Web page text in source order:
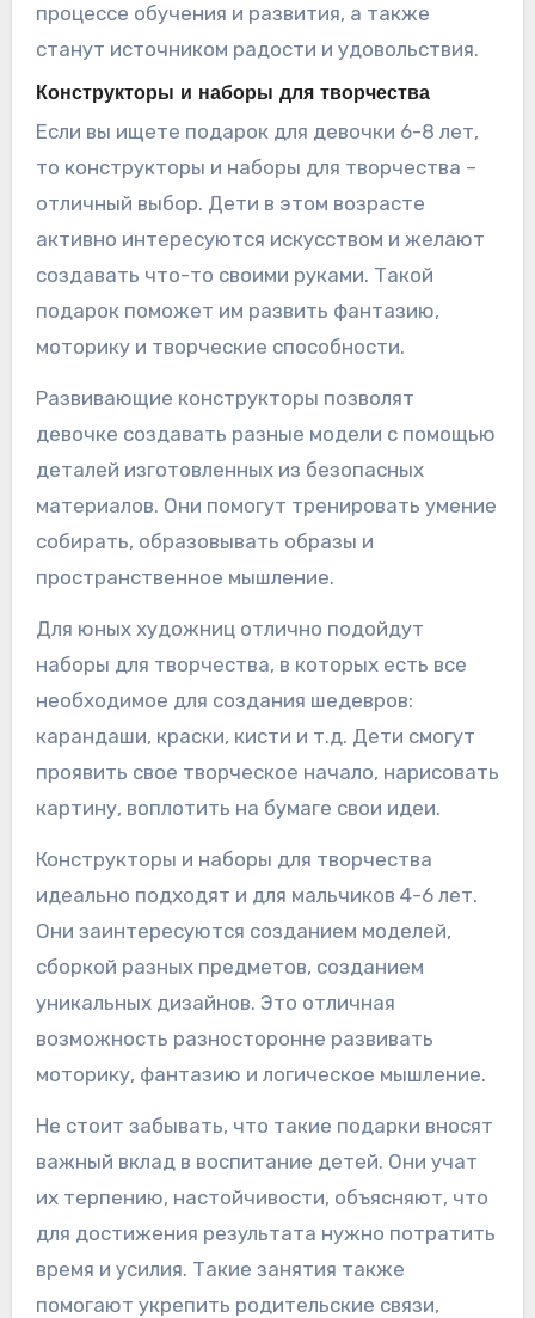
процессе обучения и развития, а также
станут источником радости и удовольствия.
Конструкторы и наборы для творчества
Если вы ищете подарок для девочки 6-8 лет,
то конструкторы и наборы для творчества –
отличный выбор. Дети в этом возрасте
активно интересуются искусством и желают
создавать что-то своими руками. Такой
подарок поможет им развить фантазию,
моторику и творческие способности.
Развивающие конструкторы позволят
девочке создавать разные модели с помощью
деталей изготовленных из безопасных
материалов. Они помогут тренировать умение
собирать, образовывать образы и
пространственное мышление.
Для юных художниц отлично подойдут
наборы для творчества, в которых есть все
необходимое для создания шедевров:
карандаши, краски, кисти и т.д. Дети смогут
проявить свое творческое начало, нарисовать
картину, воплотить на бумаге свои идеи.
Конструкторы и наборы для творчества
идеально подходят и для мальчиков 4-6 лет.
Они заинтересуются созданием моделей,
сборкой разных предметов, созданием
уникальных дизайнов. Это отличная
возможность разносторонне развивать
моторику, фантазию и логическое мышление.
Не стоит забывать, что такие подарки вносят
важный вклад в воспитание детей. Они учат
их терпению, настойчивости, объясняют, что
для достижения результата нужно потратить
время и усилия. Такие занятия также
помогают укрепить родительские связи,